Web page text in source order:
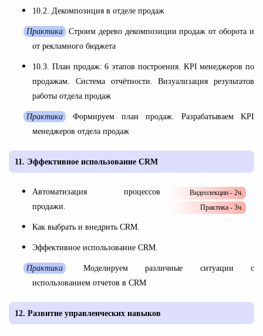
10.2. Декомпозиция в отделе продаж
Практика
Строим дерево декомпозиции продаж от оборота и
от рекламного бюджета
10.3. План продаж: 6 этапов построения. KPI менеджеров по
продажам. Система отчётности. Визуализация результатов
работы отдела продаж
Практика
Формируем план продаж. Разрабатываем KPI
менеджеров отдела продаж
11. Эффективное использование СRM
Видеолекции - 2ч.
Практика - 3ч.
Автоматизация процессов
продажи.
Как выбрать и внедрить CRM.
Эффективное использование СRM.
Практика
Моделируем различные ситуации с
использованием отчетов в СRM
12. Развитие управленческих навыков